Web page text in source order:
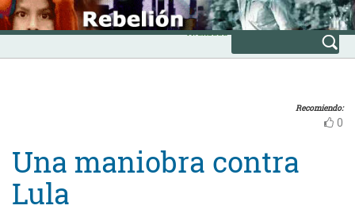
Skip
to
content
INICIO
Avanzada
Recomiendo:
0
Una maniobra contra
Lula